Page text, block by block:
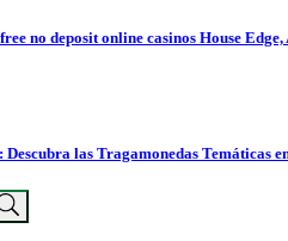
no deposit online casinos House
las Tragamonedas Temáticas